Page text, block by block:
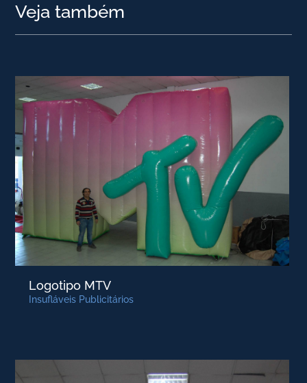
Veja também
Logotipo MTV
Insufláveis Publicitários